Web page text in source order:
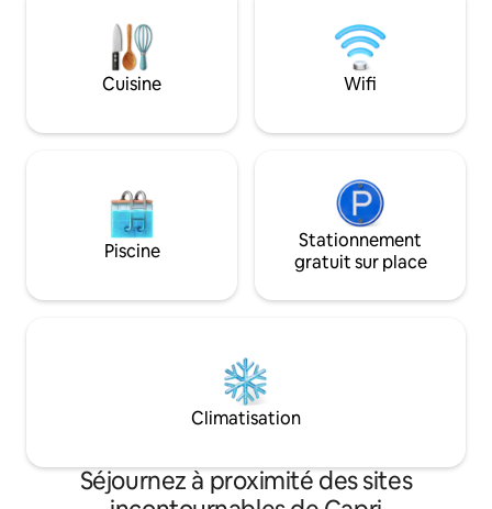
Depuis la splendide terrasse commune,
vous pourrez profiter de la vue sur la
baie de Marina Piccola et sur la célèbre
Piazzetta de Capri, surnommée le
des maisons
Cuisine Wifi
Piscine
Stationnement
gratuit sur place
Climatisation
Séjournez à proximité des sites